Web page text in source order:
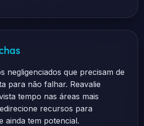
negligenciados que precisam de
para não falhar. Reavalie
tempo nas áreas mais
recursos para
ainda tem potencial.